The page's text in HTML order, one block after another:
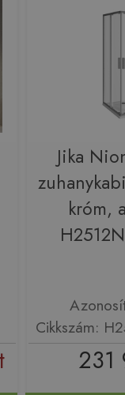
Jika
króm,
Cikkszám:
231